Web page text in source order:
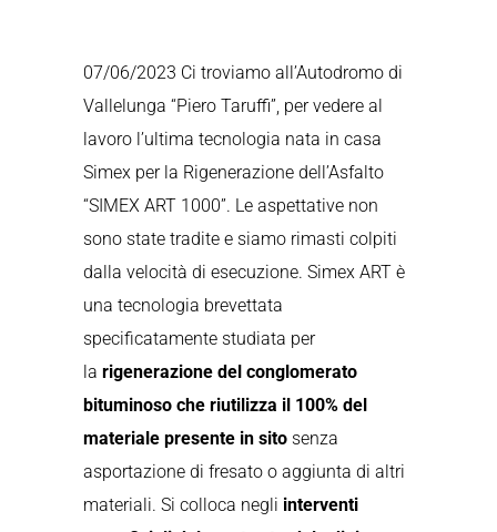
07/06/2023 Ci troviamo all’Autodromo di
Vallelunga “Piero Taruffi”, per vedere al
lavoro l’ultima tecnologia nata in casa
Simex per la Rigenerazione dell’Asfalto
“SIMEX ART 1000”. Le aspettative non
sono state tradite e siamo rimasti colpiti
dalla velocità di esecuzione. Simex ART è
una tecnologia brevettata
specificatamente studiata per
la rigenerazione del conglomerato
bituminoso che riutilizza il 100% del
materiale presente in sitosenza
asportazione di fresato o aggiunta di altri
materiali. Si colloca negli interventi